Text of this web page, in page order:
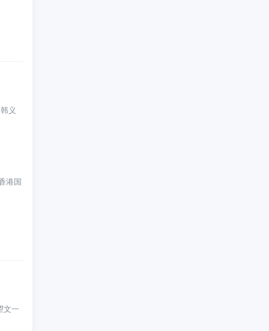
义
港国
文一